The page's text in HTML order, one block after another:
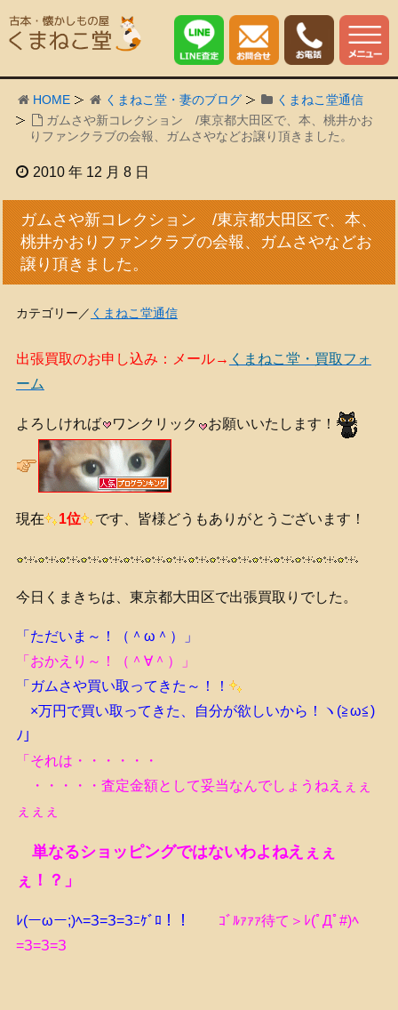
HOME くまねこ堂・妻のブログ
くまねこ堂通信
ガムさや新コレクション /東京都大田区で、本、桃井かお
りファンクラブの会報、ガムさやなどお譲り頂きました。
2010 年 12 月 8 日
ガムさや新コレクション /東京都大田区で、本、
桃井かおりファンクラブの会報、ガムさやなどお
譲り頂きました。
カテゴリー／ くまねこ堂通信
出張買取のお申し込み：メール→ くまねこ堂・買取フォ
ーム
よろしければ ワンクリック お願いいたします！
現在 1位 です、皆様どうもありがとうございます！
今日くまきちは、東京都大田区で出張買取りでした。
「ただいま～！（＾ω＾）」
「おかえり～！（＾∀＾）」
「ガムさや買い取ってきた～！！
×万円で買い取ってきた、自分が欲しいから！ヽ(≧ω≦)
ﾉ」
「それは・・・・・・
・・・・・査定金額として妥当なんでしょうねえぇぇ
ぇぇぇ
単なるショッピングではないわよねえぇぇ
ぇ！？」
ﾚ(ーωー;)ﾍ=З=З=Зﾆｹﾞﾛ！！
ｺﾞﾙｧｧｧ待て＞ﾚ(ﾟДﾟ#)ﾍ
=З=З=З